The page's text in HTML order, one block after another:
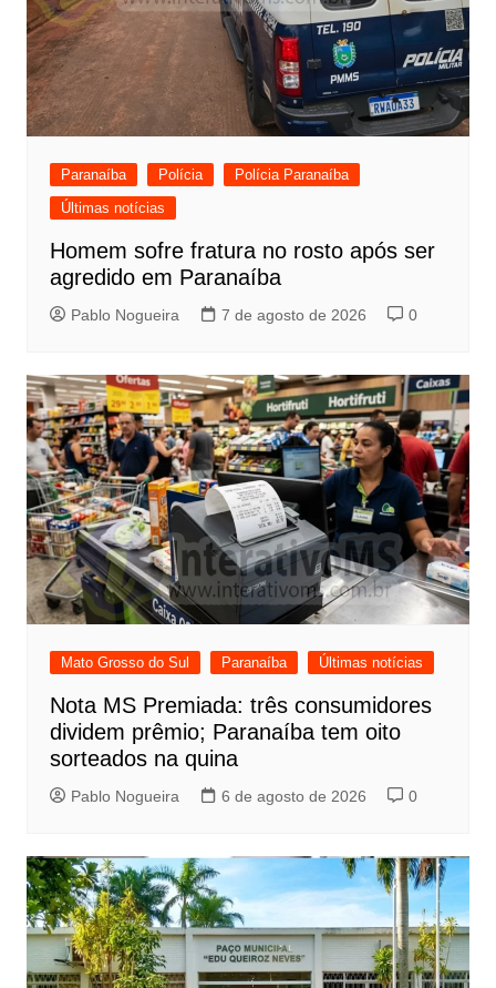
Paranaíba Polícia
Polícia Paranaíba
Últimas notícias
Homem sofre fratura no rosto após ser
agredido em Paranaíba
Pablo Nogueira 7 de agosto de 2026 0
Mato Grosso do Sul Paranaíba Últimas notícias
Nota MS Premiada: três consumidores
dividem prêmio; Paranaíba tem oito
sorteados na quina
Pablo Nogueira 6 de agosto de 2026 0